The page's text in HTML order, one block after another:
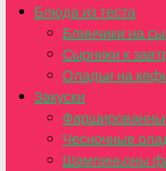
Блюда из теста
Блинчики на
Сырники к
Оладьи на
Закуски
Чесночные
Шампиньоны